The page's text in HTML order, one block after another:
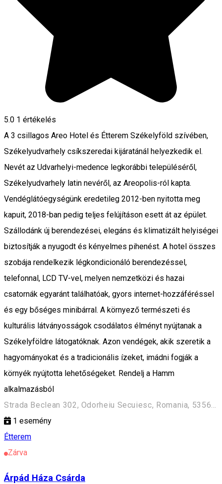
5.0 1 értékelés
A 3 csillagos Areo Hotel és Étterem Székelyföld szívében,
Székelyudvarhely csíkszeredai kijáratánál helyezkedik el.
Nevét az Udvarhelyi-medence legkorábbi településéről,
Székelyudvarhely latin nevéről, az Areopolis-ról kapta.
Vendéglátóegységünk eredetileg 2012-ben nyitotta meg
kapuit, 2018-ban pedig teljes felújításon esett át az épület.
Szállodánk új berendezései, elegáns és klimatizált helyiségei
biztosítják a nyugodt és kényelmes pihenést. A hotel összes
szobája rendelkezik légkondicionáló berendezéssel,
telefonnal, LCD TV-vel, melyen nemzetközi és hazai
csatornák egyaránt találhatóak, gyors internet-hozzáféréssel
és egy bőséges minibárral. A környező természeti és
kulturális látványosságok csodálatos élményt nyújtanak a
Székelyföldre látogatóknak. Azon vendégek, akik szeretik a
hagyományokat és a tradicionális ízeket, imádni fogják a
környék nyújtotta lehetőségeket. Rendelj a Hamm
alkalmazásból
Strada Beclean 302, Odorheiu Secuiesc, Romania, 535600
1 esemény
Étterem
Zárva
Árpád Háza Csárda